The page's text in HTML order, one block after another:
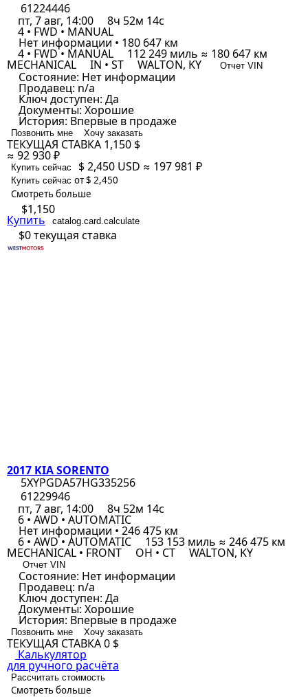
61224446
пт, 7 авг, 14:00
8ч 52м 14с
4 • FWD • MANUAL
Нет информации • 180 647 км
4 • FWD • MANUAL 112 249 миль ≈ 180 647 км
MECHANICAL IN • ST WALTON, KY Отчет VIN
Состояние: Нет информации
Продавец: n/a
Ключ доступен: Да
Документы: Хорошие
История: Впервые в продаже
Позвонить мне Хочу заказать
ТЕКУЩАЯ СТАВКА 1,150 $
≈ 92 930 ₽
Купить сейчас $ 2,450 USD ≈ 197 981 ₽
Купить сейчас от $ 2,450
Смотреть больше
$1,150
Купить catalog.card.calculate
$0текущая ставка
2017 KIA SORENTO
5XYPGDA57HG335256
61229946
пт, 7 авг, 14:00
8ч 52м 14с
6 • AWD • AUTOMATIC
Нет информации • 246 475 км
6 • AWD • AUTOMATIC 153 153 миль ≈ 246 475 км
MECHANICAL • FRONT OH • CT WALTON, KY
Отчет VIN
Состояние: Нет информации
Продавец: n/a
Ключ доступен: Да
Документы: Хорошие
История: Впервые в продаже
Позвонить мне Хочу заказать
ТЕКУЩАЯ СТАВКА0 $
Калькулятор
для ручного расчёта
Рассчитать стоимость
Смотреть больше